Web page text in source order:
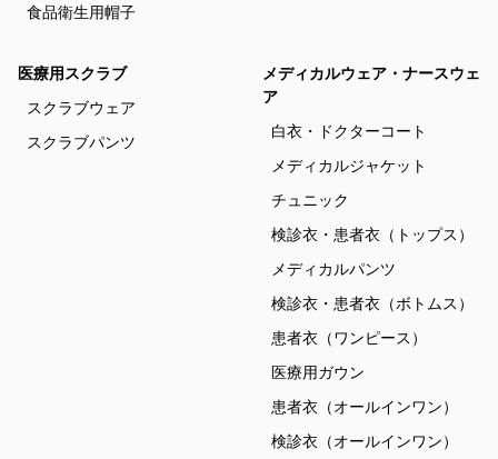
食品衛生用帽子
医療用スクラブ
スクラブウェア
スクラブパンツ
メディカルウェア・ナースウェ
ア
白衣・ドクターコート
メディカルジャケット
チュニック
検診衣・患者衣（トップス）
メディカルパンツ
検診衣・患者衣（ボトムス）
患者衣（ワンピース）
医療用ガウン
患者衣（オールインワン）
検診衣（オールインワン）